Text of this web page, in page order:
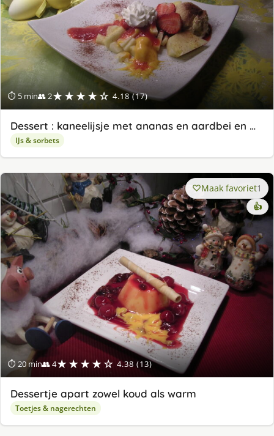
⏱ 5 min👥 2★★★★☆ 4.18 (17)
Dessert : kaneelijsje met ananas en aardbei en …
IJs & sorbets
⏱ 20 min👥 4★★★★☆ 4.38 (13)
Maak favoriet1
👍
Dessertje apart zowel koud als warm
Toetjes & nagerechten